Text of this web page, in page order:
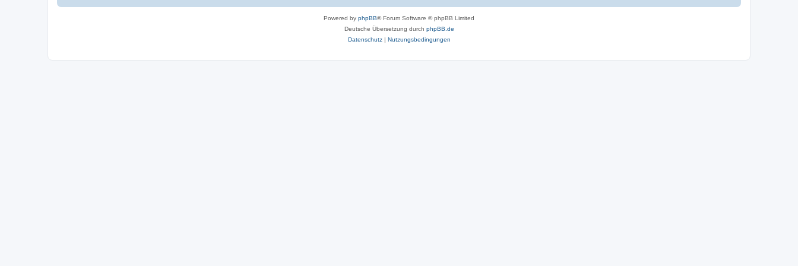
Powered by phpBB® Forum Software © phpBB Limited
Deutsche Übersetzung durch phpBB.de
Datenschutz| Nutzungsbedingungen